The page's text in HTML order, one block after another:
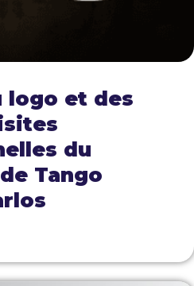
logo et des
du
Tango